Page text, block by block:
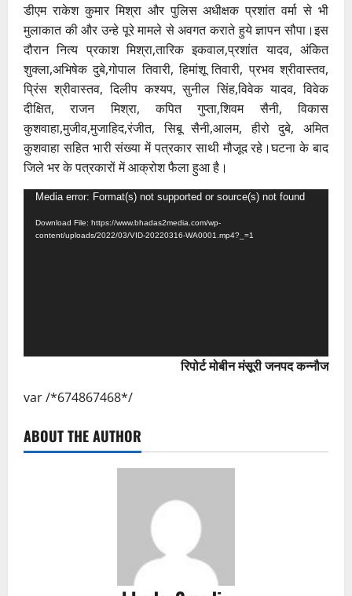
डीएम राकेश कुमार मिश्रा और पुलिस अधीक्षक प्रशांत वर्मा से भी
मुलाकात की और उन्हे पूरे मामले से अवगत कराते हुये ज्ञापन सौपा।इस
दौरान नित्य प्रकाश मिश्रा,तारिक इकवाल,प्रशांत यादव, अंकित
शुक्ला,अभिषेक दुबे,गोपाल तिवारी, हिमांशू तिवारी, प्रभव श्रीवास्तव,
प्रिंस श्रीवास्तव, दिलीप कश्यप, सुनील सिंह,विवेक यादव, विवेक
दीक्षित, राजन मिश्रा, कपित गुप्ता,शिवम सैनी, विकास
कुशवाहा,मुजीव,मुजाहिद,रंजीत, सिबू सैनी,आलम, हीरो दुबे, अमित
कुशवाहा सहित भारी संख्या में पत्रकार साथी मौजूद रहे।घटना के बाद
जिले भर के पत्रकारों में आक्रोश फैला हुआ है।
Video
Player
Media error: Format(s) not supported or source(s) not found
Download File: https://www.bhadas2media.com/wp-
content/uploads/2022/03/VID-20220316-WA0001.mp4?_=1
रिपोर्ट मोबीन मंसूरी जनपद कन्नौज
var /*674867468*/
ABOUT THE AUTHOR